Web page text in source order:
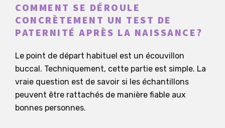
COMMENT SE DÉROULE
CONCRÈTEMENT UN TEST DE
PATERNITÉ APRÈS LA NAISSANCE?
Le point de départ habituel est un écouvillon
buccal. Techniquement, cette partie est simple. La
vraie question est de savoir si les échantillons
peuvent être rattachés de manière fiable aux
bonnes personnes.